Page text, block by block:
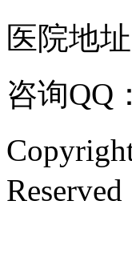
医院地
咨询QQ：
Reserved